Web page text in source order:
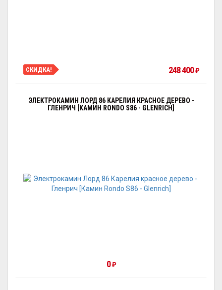
СКИДКА! 248 400₽
ЭЛЕКТРОКАМИН ЛОРД 86 КАРЕЛИЯ КРАСНОЕ ДЕРЕВО -
ГЛЕНРИЧ [КАМИН RONDO S86 - GLENRICH]
0₽